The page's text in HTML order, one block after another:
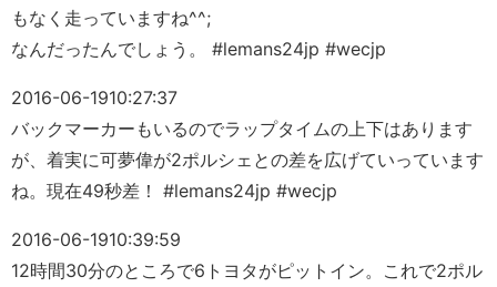
もなく走っていますね^^;
なんだったんでしょう。 #lemans24jp #wecjp
2016-06-1910:27:37
バックマーカーもいるのでラップタイムの上下はあります
が、着実に可夢偉が2ポルシェとの差を広げていっています
ね。現在49秒差！ #lemans24jp #wecjp
2016-06-1910:39:59
12時間30分のところで6トヨタがピットイン。これで2ポル